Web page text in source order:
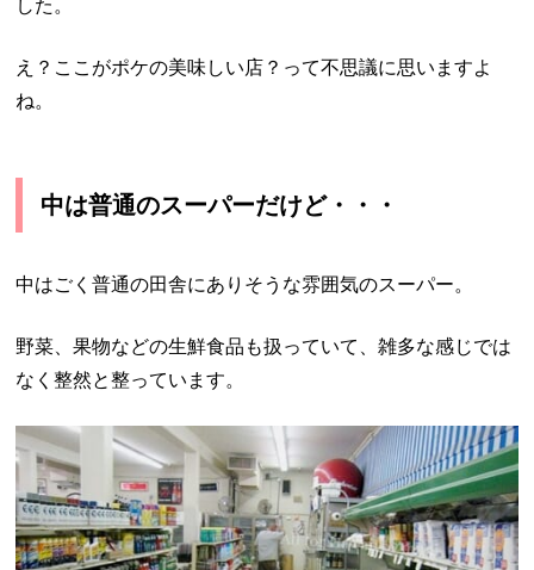
した。
え？ここがポケの美味しい店？って不思議に思いますよ
ね。
中は普通のスーパーだけど・・・
中はごく普通の田舎にありそうな雰囲気のスーパー。
野菜、果物などの生鮮食品も扱っていて、雑多な感じでは
なく整然と整っています。